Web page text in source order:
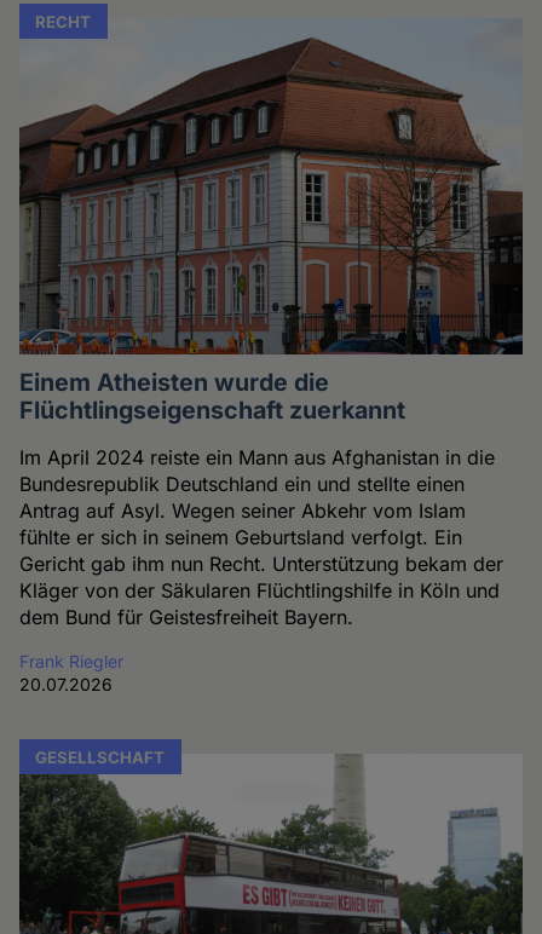
RECHT
Einem Atheisten wurde die
Flüchtlingseigenschaft zuerkannt
Im April 2024 reiste ein Mann aus Afghanistan in die
Bundesrepublik Deutschland ein und stellte einen
Antrag auf Asyl. Wegen seiner Abkehr vom Islam
fühlte er sich in seinem Geburtsland verfolgt. Ein
Gericht gab ihm nun Recht. Unterstützung bekam der
Kläger von der Säkularen Flüchtlingshilfe in Köln und
dem Bund für Geistesfreiheit Bayern.
Frank Riegler
20.07.2026
GESELLSCHAFT